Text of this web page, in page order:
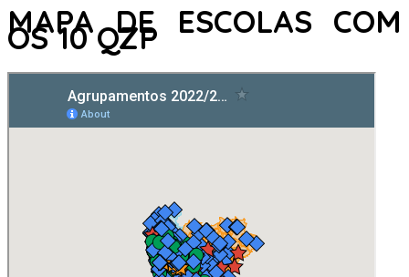
MAPA DE ESCOLAS COM
OS 10 QZP